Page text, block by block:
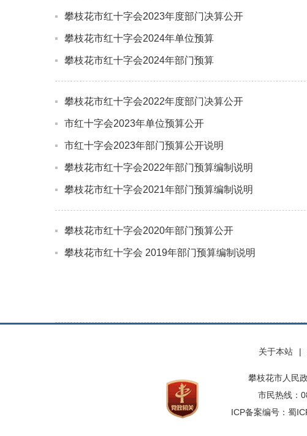
攀枝花市红十字会2023年度部门决算公开
攀枝花市红十字会2024年单位预算
攀枝花市红十字会2024年部门预算
攀枝花市红十字会2022年度部门决算公开
市红十字会2023年单位预算公开
市红十字会2023年部门预算公开说明
攀枝花市红十字会2022年部门预算编制说明
攀枝花市红十字会2021年部门预算编制说明
攀枝花市红十字会2020年部门预算公开
攀枝花市红十字会 2019年部门预算编制说明
关于本站 |
攀枝花市人民
市民热线：
ICP备案编号：蜀